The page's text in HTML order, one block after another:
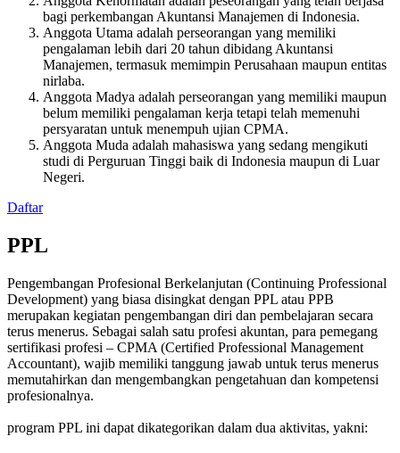
bagi perkembangan Akuntansi Manajemen di Indonesia.
Anggota Utama adalah perseorangan yang memiliki
pengalaman lebih dari 20 tahun dibidang Akuntansi
Manajemen, termasuk memimpin Perusahaan maupun entitas
nirlaba.
Anggota Madya adalah perseorangan yang memiliki maupun
belum memiliki pengalaman kerja tetapi telah memenuhi
persyaratan untuk menempuh ujian CPMA.
Anggota Muda adalah mahasiswa yang sedang mengikuti
studi di Perguruan Tinggi baik di Indonesia maupun di Luar
Negeri.
Daftar
PPL
Pengembangan Profesional Berkelanjutan (Continuing Professional
Development) yang biasa disingkat dengan PPL atau PPB
merupakan kegiatan pengembangan diri dan pembelajaran secara
terus menerus. Sebagai salah satu profesi akuntan, para pemegang
sertifikasi profesi – CPMA (Certified Professional Management
Accountant), wajib memiliki tanggung jawab untuk terus menerus
memutahirkan dan mengembangkan pengetahuan dan kompetensi
profesionalnya.
program PPL ini dapat dikategorikan dalam dua aktivitas, yakni: